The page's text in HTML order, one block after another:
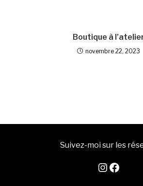
Boutique à
novembre 22, 2023
Suivez-moi sur les
Instagram
Facebook